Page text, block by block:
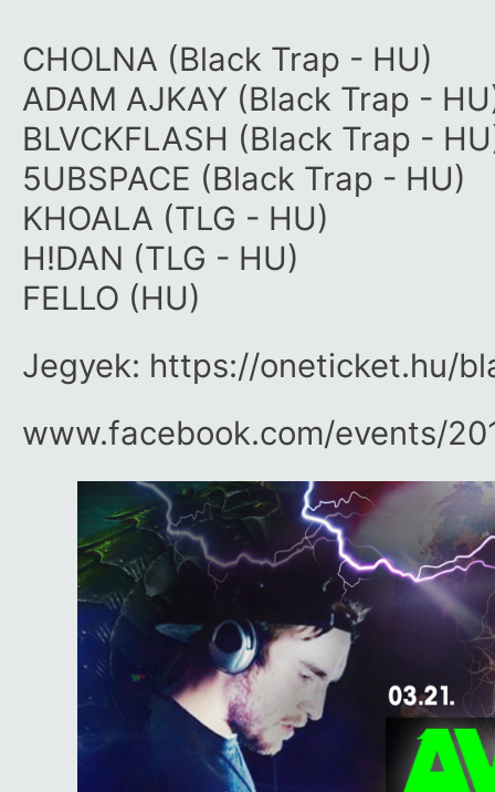
CHOLNA (Black Trap - HU)
ADAM AJKAY (Black Trap -
BLVCKFLASH (Black Trap -
5UBSPACE (Black Trap - HU)
KHOALA (TLG - HU)
H!DAN (TLG - HU)
FELLO (HU)
Jegyek: https://oneticket.hu/
www.facebook.com/​events/​